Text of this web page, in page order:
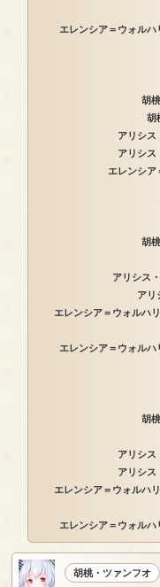
エレンシア＝ウォルハ
胡
胡
アリシス
アリシス
エレンシア
胡
アリシス
アリ
エレンシア＝ウォルハ
エレンシア＝ウォルハ
胡
アリシス
アリシス
エレンシア＝ウォルハ
エレンシア＝ウォルハ
胡桃・ツァンフオ